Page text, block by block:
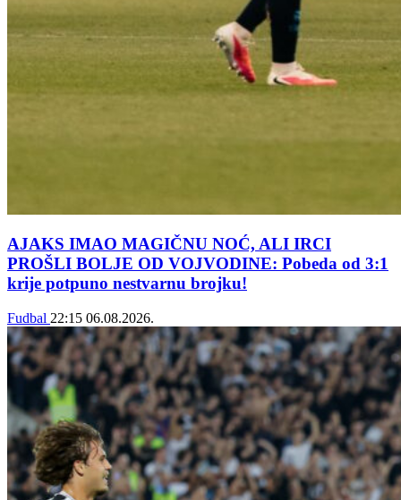
AJAKS IMAO MAGIČNU NOĆ, ALI IRCI
PROŠLI BOLJE OD VOJVODINE: Pobeda od 3:1
krije potpuno nestvarnu brojku!
Fudbal 22:15 06.08.2026.